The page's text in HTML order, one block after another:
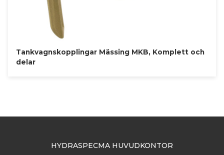
Tankvagnskopplingar Mässing MKB, Komplett och
delar
HYDRASPECMA HUVUDKONTOR